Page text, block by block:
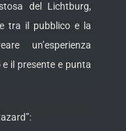
del Lichtburg,
tra il pubblico e la
un’esperienza
il presente e punta